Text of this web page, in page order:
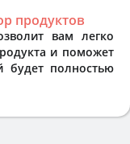
продуктов
вам легко
и поможет
будет полностью